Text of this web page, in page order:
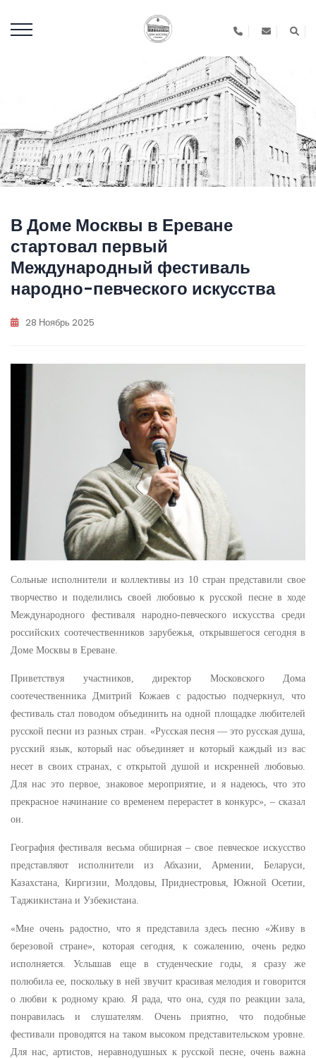
В Доме Москвы в Ереване
стартовал первый
Международный фестиваль
народно-певческого искусства
28 Ноябрь 2025
Сольные исполнители и коллективы из 10 стран представили свое
творчество и поделились своей любовью к русской песне в ходе
Международного фестиваля народно-певческого искусства среди
российских соотечественников зарубежья, открывшегося сегодня в
Доме Москвы в Ереване.
Приветствуя участников, директор Московского Дома
соотечественника Дмитрий Кожаев с радостью подчеркнул, что
фестиваль стал поводом объединить на одной площадке любителей
русской песни из разных стран. «Русская песня — это русская душа,
русский язык, который нас объединяет и который каждый из вас
несет в своих странах, с открытой душой и искренней любовью.
Для нас это первое, знаковое мероприятие, и я надеюсь, что это
прекрасное начинание со временем перерастет в конкурс», – сказал
он.
География фестиваля весьма обширная – свое певческое искусство
представляют исполнители из Абхазии, Армении, Беларуси,
Казахстана, Киргизии, Молдовы, Приднестровья, Южной Осетии,
Таджикистана и Узбекистана.
«Мне очень радостно, что я представила здесь песню «Живу в
березовой стране», которая сегодня, к сожалению, очень редко
исполняется. Услышав еще в студенческие годы, я сразу же
полюбила ее, поскольку в ней звучит красивая мелодия и говорится
о любви к родному краю. Я рада, что она, судя по реакции зала,
понравилась и слушателям. Очень приятно, что подобные
фестивали проводятся на таком высоком представительском уровне.
Для нас, артистов, неравнодушных к русской песне, очень важна